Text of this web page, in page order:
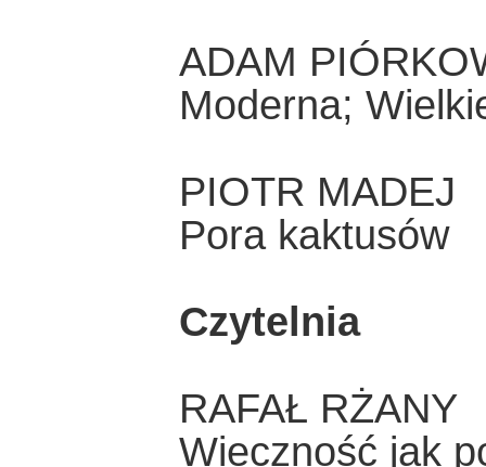
ADAM
Moderna;
PIOTR MADEJ
Pora kaktusów
Czytelnia
RAFAŁ RŻANY
Wieczność jak